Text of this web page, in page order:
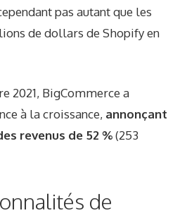
pas autant que les
de dollars de Shopify en
2021, BigCommerce a
à la croissance, annonçant
revenus de 52 %(253
de